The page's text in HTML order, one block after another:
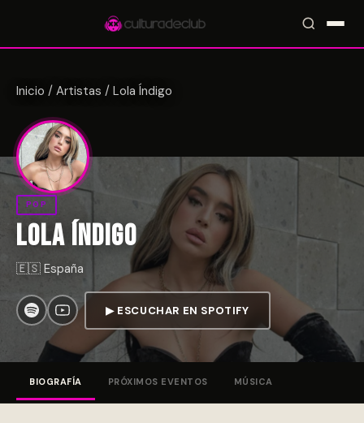
Accesos rápidos:
Inicio / Artistas / Lola Índigo
POP
LOLA ÍNDIGO
🇪🇸 España
▶ ESCUCHAR EN SPOTIFY
BIOGRAFÍA PRÓXIMOS EVENTOS MÚSICA